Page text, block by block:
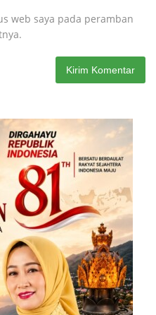
web saya pada peramban